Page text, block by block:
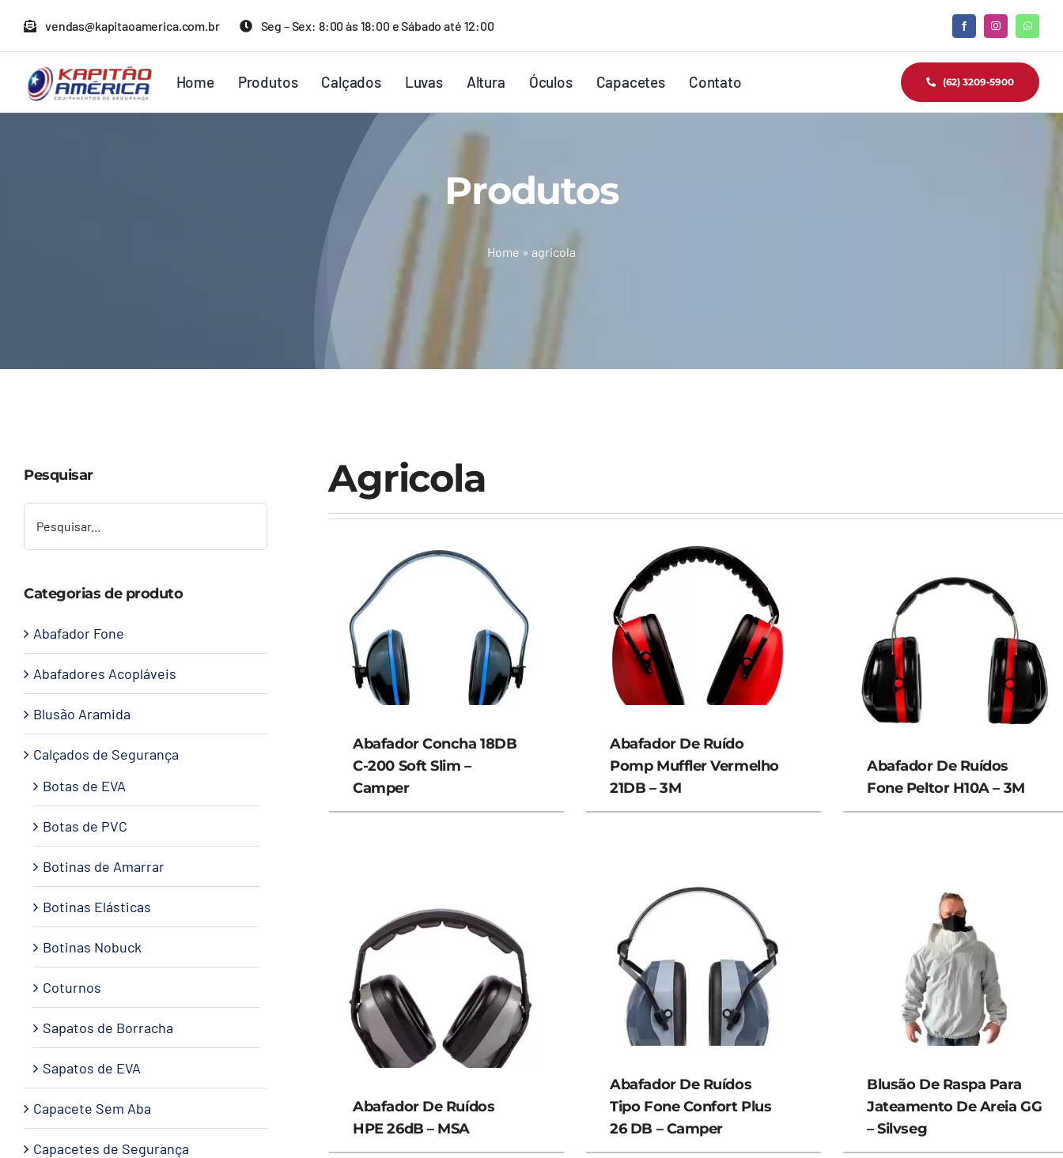
para
conteúdo
vendas@kapitaoamerica.com.br Seg – Sex: 8:00 às 18:00 e Sábado até 12:00
Home Produtos Calçados Luvas Altura Óculos Capacetes Contato (62) 3209-5900
Produtos
Home » agricola
Agricola
Abafador Concha 18DB
C-200 Soft Slim –
Camper
Abafador De Ruído
Pomp Muffler Vermelho
21DB – 3M
Abafador De Ruídos
Fone Peltor H10A – 3M
Abafador De Ruídos
HPE 26dB – MSA
Abafador De Ruídos
Tipo Fone Confort Plus
26 DB – Camper
Blusão De Raspa Para
Jateamento De Areia GG
– Silvseg
Pesquisar
Categorias de produto
Abafador Fone
Abafadores Acopláveis
Blusão Aramida
Calçados de Segurança
Botas de EVA
Botas de PVC
Botinas de Amarrar
Botinas Elásticas
Botinas Nobuck
Coturnos
Sapatos de Borracha
Sapatos de EVA
Capacete Sem Aba
Capacetes de Segurança